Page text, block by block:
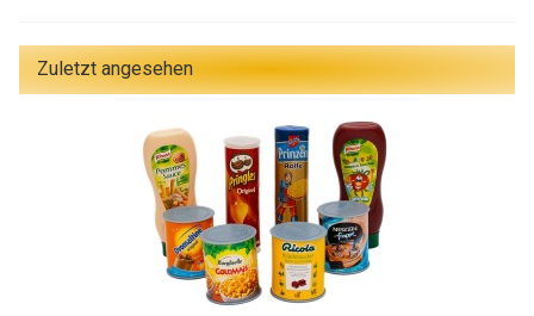
Zuletzt angesehen